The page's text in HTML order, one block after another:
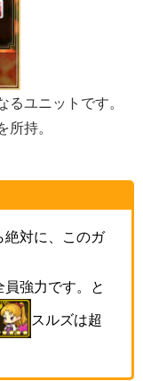
るユニットです。
所持。
絶対に、このガ
強力です。と
スルズは超